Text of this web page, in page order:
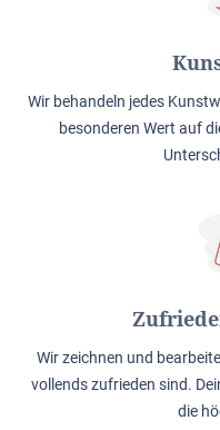
Wir behandeln jedes
besonderen Wert auf
Wir zeichnen und
vollends zufrieden sind.
die